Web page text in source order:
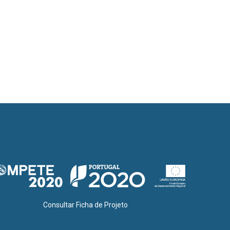
Consultar Ficha de Projeto